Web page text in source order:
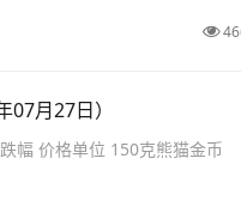
月27日）
幅 价格单位 150克熊猫金币